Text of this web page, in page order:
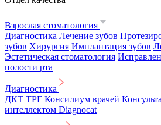
Взрослая стоматология
Диагностика Лечение зубов
зубов Хирургия Имплантация зубов
Эстетическая стоматология
полости рта
Диагностика
ДКТ ТРГ Консилиум врачей
интеллектом Diagnocat